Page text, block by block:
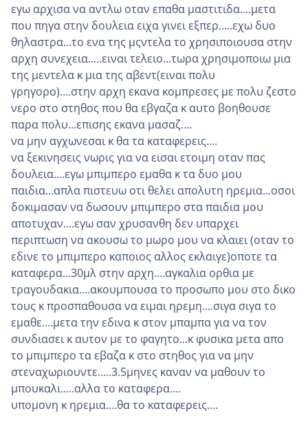
εγω αρχισα να αντλω οταν επαθα μαστιτιδα....μετα
που πηγα στην δουλεια ειχα γινει εξπερ.....εχω δυο
θηλαστρα...το ενα της μςντελα το χρησιποιουσα στην
αρχη συνεχεια.....ειναι τελειο...τωρα χρησιμοποιω μια
της μεντελα κ μια της αβεντ(ειναι πολυ
γρηγορο)....στην αρχη εκανα κομπρεσες με πολυ ζεστο
νερο στο στηθος που θα εβγαζα κ αυτο βοηθουσε
παρα πολυ...επισης εκανα μασαζ....
να μην αγχωνεσαι κ θα τα καταφερεις....
να ξεκινησεις νωρις για να εισαι ετοιμη οταν πας
δουλεια....εγω μπιμπερο εμαθα κ τα δυο μου
παιδια...απλα πιστευω οτι θελει απολυτη ηρεμια...οσοι
δοκιμασαν να δωσουν μπιμπερο στα παιδια μου
αποτυχαν....εγω σαν χρυσανθη δεν υπαρχει
περιπτωση να ακουσω το μωρο μου να κλαιει (οταν το
εδινε το μπιμπερο καποιος αλλος εκλαιγε)οποτε τα
καταφερα...30μλ στην αρχη....αγκαλια ορθια με
τραγουδακια....ακουμπουσα το προσωπο μου στο δικο
τους κ προσπαθουσα να ειμαι ηρεμη....σιγα σιγα το
εμαθε....μετα την εδινα κ στον μπαμπα για να τον
συνδιασει κ αυτον με το φαγητο...κ φυσικα μετα απο
το μπιμπερο τα εβαζα κ στο στηθος για να μην
στεναχωριουντε.....3.5μηνες καναν να μαθουν το
μπουκαλι.....αλλα το καταφερα....
υπομονη κ ηρεμια....θα το καταφερεις....